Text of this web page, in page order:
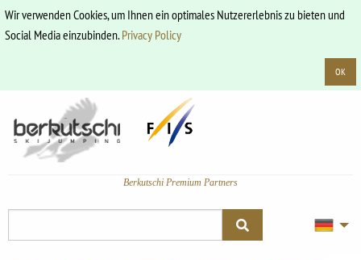
Wir verwenden Cookies, um Ihnen ein optimales Nutzererlebnis zu bieten und
Social Media einzubinden.Privacy Policy
OK
Berkutschi Premium Partners